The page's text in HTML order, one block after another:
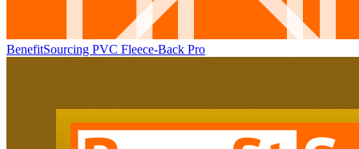
BenefitSourcing PVC Fleece-Back Pro